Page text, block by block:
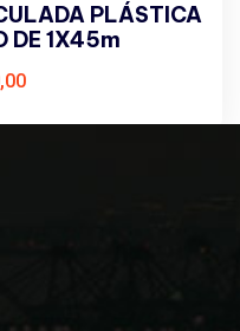
PLÁSTICA
DE 1X45m